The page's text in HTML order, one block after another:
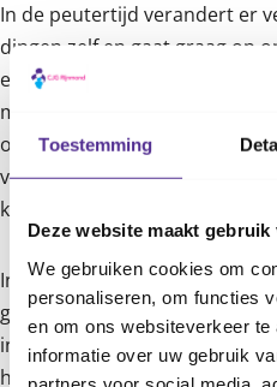
Toestemming
Deze website maakt gebruik
We gebruiken cookies om
personaliseren, om functies
en om ons websiteverkeer
informatie over uw gebruik
In de peutertijd verandert er
dingen zelf en gaat graag op
een duidelijke eigen wil. Daar
meegroeien, maar dat is niet
ouders vinden het prettig om
van gedachten te wisselen en
krijgen. Jij ook?
In meerdere bijeenkomsten
gaan jullie samen met een
informatie over de
hoe je kunt reageren op